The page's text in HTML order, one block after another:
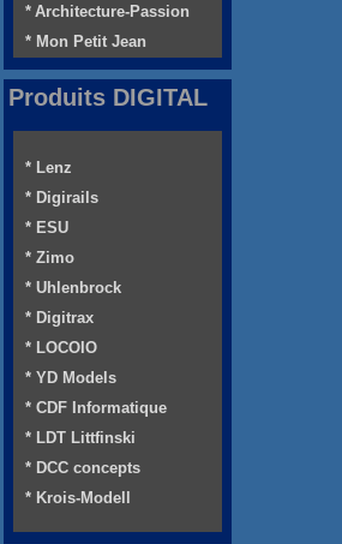
* Architecture-Passion
* Mon Petit Jean
Produits DIGITAL
* Lenz
* Digirails
* ESU
* Zimo
* Uhlenbrock
* Digitrax
* LOCOIO
* YD Models
* CDF Informatique
* LDT Littfinski
* DCC concepts
* Krois-Modell